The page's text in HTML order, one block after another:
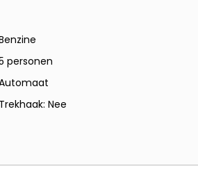
personen
Trekhaak: Nee